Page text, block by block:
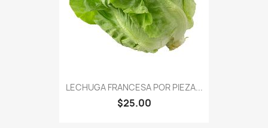
LECHUGA FRANCESA POR PIEZA...
$25.00